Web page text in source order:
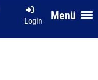
Menü
Login